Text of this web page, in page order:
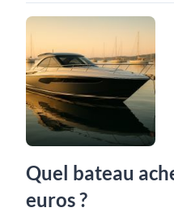
Quel bateau
euros ?